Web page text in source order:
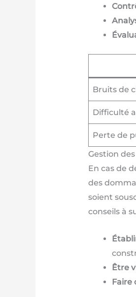
Bruits de
Difficulté
Perte de
Gestion
En cas de
des
soient
conseils à
Être
Faire